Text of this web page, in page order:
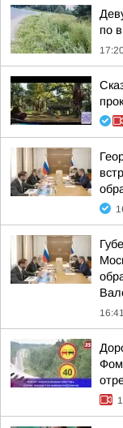
по
16:41